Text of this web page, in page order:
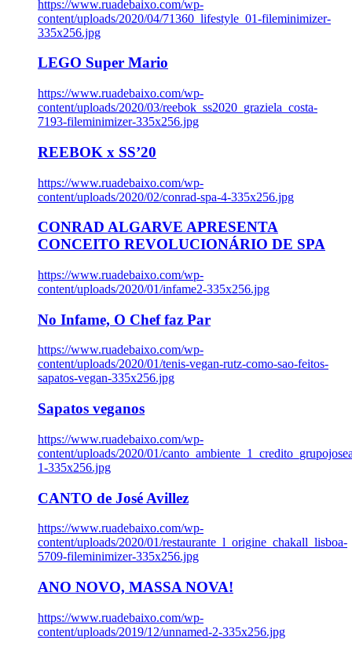
https://www.ruadebaixo.com/wp-
content/uploads/2020/04/71360_lifestyle_01-fileminimizer-
335x256.jpg
LEGO Super Mario
https://www.ruadebaixo.com/wp-
content/uploads/2020/03/reebok_ss2020_graziela_costa-
7193-fileminimizer-335x256.jpg
REEBOK x SS’20
https://www.ruadebaixo.com/wp-
content/uploads/2020/02/conrad-spa-4-335x256.jpg
CONRAD ALGARVE APRESENTA
CONCEITO REVOLUCIONÁRIO DE SPA
https://www.ruadebaixo.com/wp-
content/uploads/2020/01/infame2-335x256.jpg
No Infame, O Chef faz Par
https://www.ruadebaixo.com/wp-
content/uploads/2020/01/tenis-vegan-rutz-como-sao-feitos-
sapatos-vegan-335x256.jpg
Sapatos veganos
https://www.ruadebaixo.com/wp-
content/uploads/2020/01/
1-335x256.jpg
CANTO de José Avillez
https://www.ruadebaixo.com/wp-
content/uploads/2020/01/restaurante_l_origine_chakall_lisboa-
5709-fileminimizer-335x256.jpg
ANO NOVO, MASSA NOVA!
https://www.ruadebaixo.com/wp-
content/uploads/2019/12/unnamed-2-335x256.jpg